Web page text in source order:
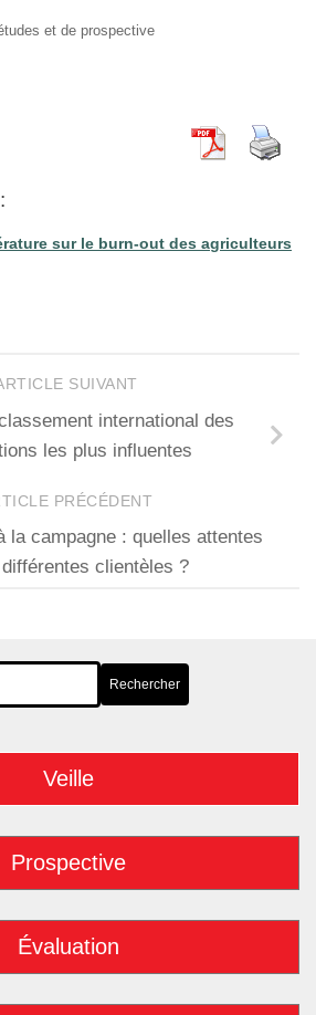
et de prospective
sur le burn-out des agriculteurs
SUIVANT
international des
les plus influentes
PRÉCÉDENT
la campagne : quelles attentes
clientèles ?
Rechercher
Veille
Prospective
Évaluation